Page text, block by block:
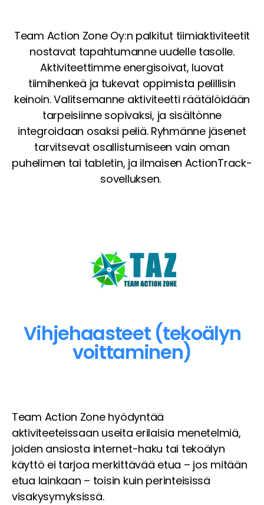
Team Action Zone Oy:n palkitut tiimiaktiviteetit
nostavat tapahtumanne uudelle tasolle.
Aktiviteettimme energisoivat, luovat
tiimihenkeä ja tukevat oppimista pelillisin
keinoin. Valitsemanne aktiviteetti räätälöidään
tarpeisiinne sopivaksi, ja sisältönne
integroidaan osaksi peliä. Ryhmänne jäsenet
tarvitsevat osallistumiseen vain oman
puhelimen tai tabletin, ja ilmaisen ActionTrack-
sovelluksen.
Vihjehaasteet (tekoälyn
voittaminen)
Team Action Zone hyödyntää
aktiviteeteissaan useita erilaisia menetelmiä,
joiden ansiosta internet-haku tai tekoälyn
käyttö ei tarjoa merkittävää etua – jos mitään
etua lainkaan – toisin kuin perinteisissä
visakysymyksissä.